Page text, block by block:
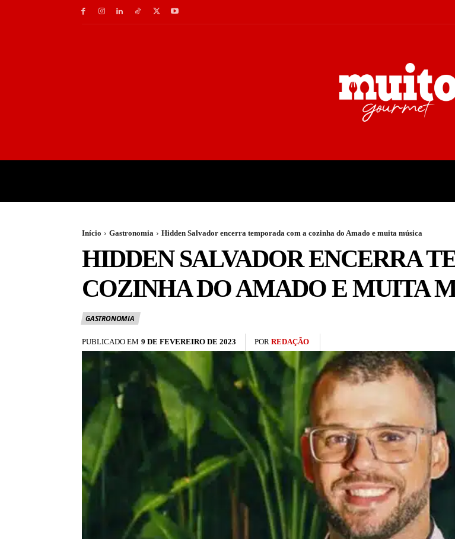
Início Gastronomia Hidden Salvador encerra temporada com a cozinha do Amado e muita música
HIDDEN SALVADOR ENCERRA
COZINHA DO AMADO E MUITA
GASTRONOMIA
PUBLICADO EM 9 DE FEVEREIRO DE 2023 POR REDAÇÃO